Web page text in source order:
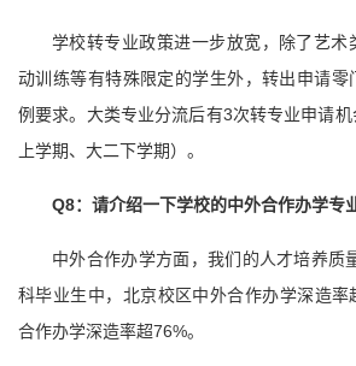
学校转专业政策进一步放宽，除了艺术
动训练等有特殊限定的学生外，转出申请零
例要求。大类专业分流后有3次转专业申请
上学期、大二下学期）。
Q8：请介绍一下学校的中外合作办学专
中外合作办学方面，我们的人才培养质
科毕业生中，北京校区中外合作办学深造率
合作办学深造率超76%。